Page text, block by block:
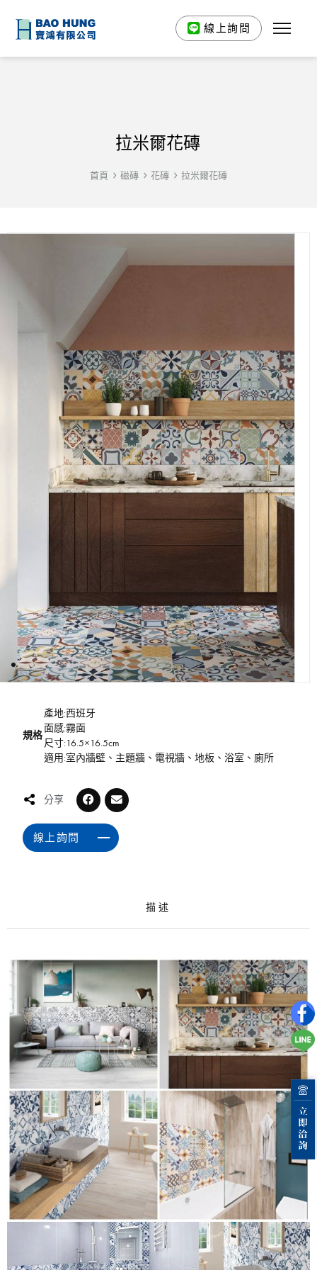
線上詢問
拉米爾花磚
首頁 磁磚 花磚 拉米爾花磚
規格
產地:西班牙
面感:霧面
尺寸:16.5×16.5cm
適用:室內牆壁、主題牆、電視牆、地板、浴室、廁所
分享
線上詢問
描述